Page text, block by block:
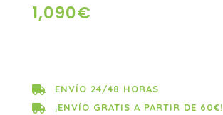
1,090€
 ENVÍO 24/48 HORAS
 ¡ENVÍO GRATIS A PARTIR DE 60€!